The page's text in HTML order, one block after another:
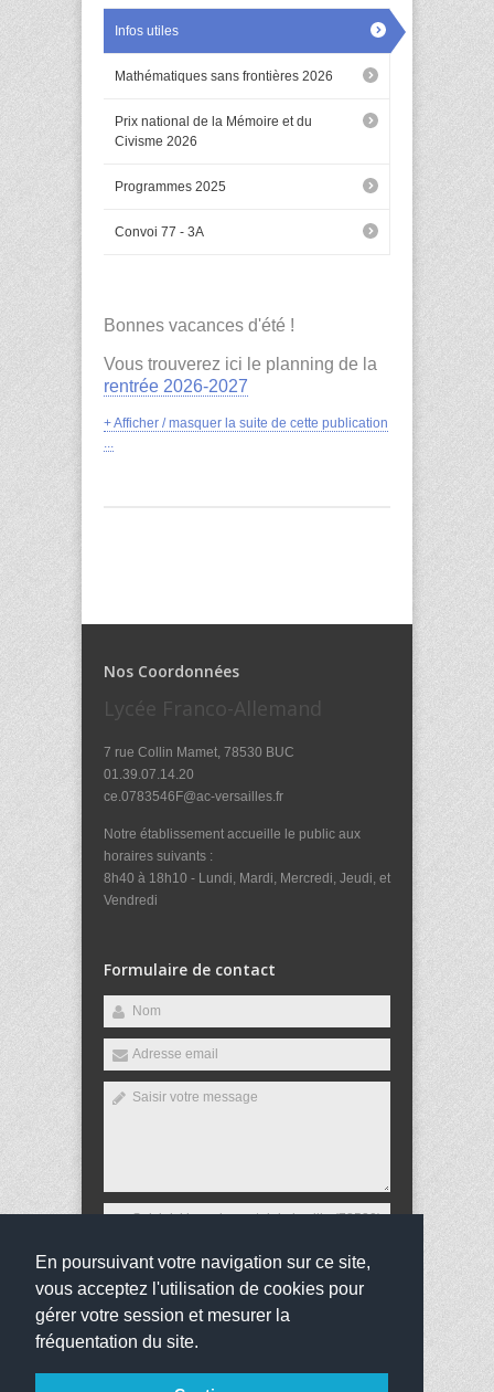
En poursuivant votre navigation sur ce site,
vous acceptez l'utilisation de cookies pour
gérer votre session et mesurer la
fréquentation du site.
Infos utiles
Mathématiques sans frontières 2026
Prix national de la Mémoire et du
Civisme 2026
Programmes 2025
Convoi 77 - 3A
Bonnes vacances d'été !
Vous trouverez ici le planning de la
rentrée 2026-2027
+ Afficher / masquer la suite de cette publication
...
Nos Coordonnées
Lycée Franco-Allemand
7 rue Collin Mamet, 78530 BUC
01.39.07.14.20
ce.0783546F@ac-versailles.fr
Notre établissement accueille le public aux
horaires suivants :
8h40 à 18h10 - Lundi, Mardi, Mercredi, Jeudi, et
Vendredi
Formulaire de contact
Envoyer